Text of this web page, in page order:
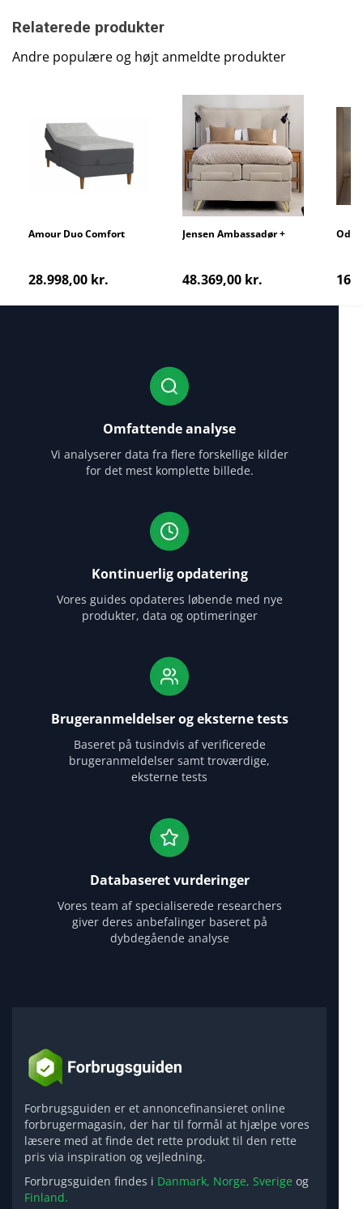
Relaterede produkter
Andre populære og højt anmeldte produkter
Amour Duo Comfort
28.998,00 kr.
Jensen Ambassadør +
48.369,00 kr.
Omfattende analyse
Vi analyserer data fra flere forskellige kilder
for det mest komplette billede.
Kontinuerlig opdatering
Vores guides opdateres løbende med nye
produkter, data og optimeringer
Brugeranmeldelser og eksterne tests
Baseret på tusindvis af verificerede
brugeranmeldelser samt troværdige,
eksterne tests
Databaseret vurderinger
Vores team af specialiserede researchers
giver deres anbefalinger baseret på
dybdegående analyse
Forbrugsguiden er et annoncefinansieret online
forbrugermagasin, der har til formål at hjælpe vores
læsere med at finde det rette produkt til den rette
pris via inspiration og vejledning.
Forbrugsguiden findes i Danmark, Norge, Sverige og
Finland.